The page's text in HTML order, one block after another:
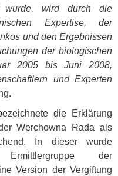
wurde, wird durch die
Expertise, der
und den Ergebnissen
der biologischen
2005 bis Juni 2008,
und Experten
die Erklärung
Werchowna Rada als
In dieser wurde
der
Version der Vergiftung